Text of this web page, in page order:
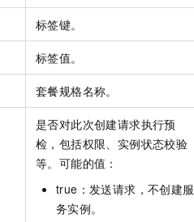
标签键。
标签值。
套餐规格名称。
是否对此次创建请求执行预
检，包括权限、实例状态校验
等。可能的值：
true：发送请求，不创建服
务实例。